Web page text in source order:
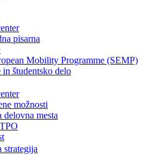
pisarna
Mobility Programme (SEMP)
in študentsko delo
možnosti
delovna mesta
strategija